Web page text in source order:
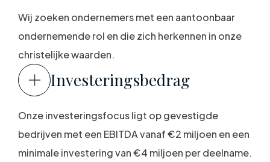
Wij zoeken ondernemers met een aantoonbaar
ondernemende rol en die zich herkennen in onze
christelijke waarden.
Investeringsbedrag
Onze investeringsfocus ligt op gevestigde
bedrijven met een EBITDA vanaf €2 miljoen en een
minimale investering van €4 miljoen per deelname.